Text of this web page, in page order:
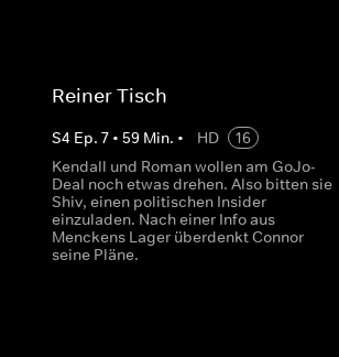
Reiner Tisch
S4 Ep. 7• 59Min. • HD
16
Kendall und Roman wollen am GoJo-
Deal noch etwas drehen. Also bitten sie
Shiv, einen politischen Insider
einzuladen. Nach einer Info aus
Menckens Lager überdenkt Connor
seine Pläne.